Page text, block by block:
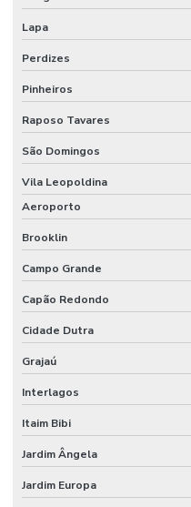
Lapa
Perdizes
Pinheiros
Raposo Tavares
São Domingos
Vila Leopoldina
Aeroporto
Brooklin
Campo Grande
Capão Redondo
Cidade Dutra
Grajaú
Interlagos
Itaim Bibi
Jardim Ângela
Jardim Europa